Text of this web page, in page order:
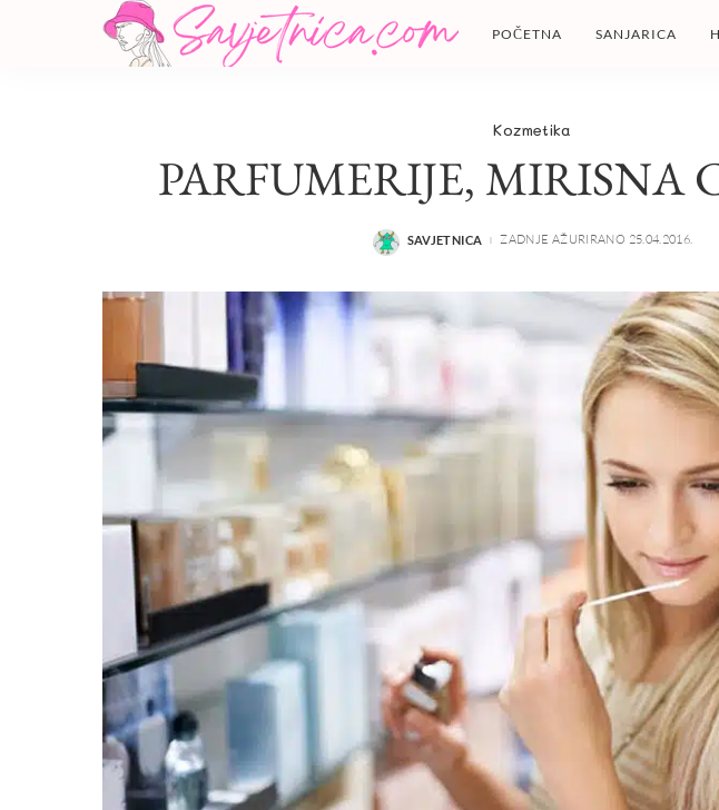
POČETNA SANJARICA
Kozmetika
PARFUMERIJE, MIRISNA
POSTED
SAVJETNICA ZADNJE AŽURIRANO 25.04.2016.